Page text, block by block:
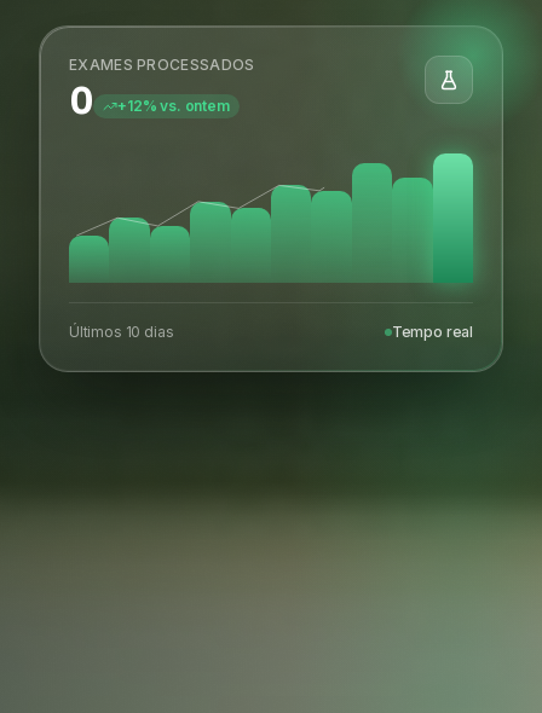
EXAMES PROCESSADOS
0 +12% vs. ontem
Últimos 10 dias Tempo real